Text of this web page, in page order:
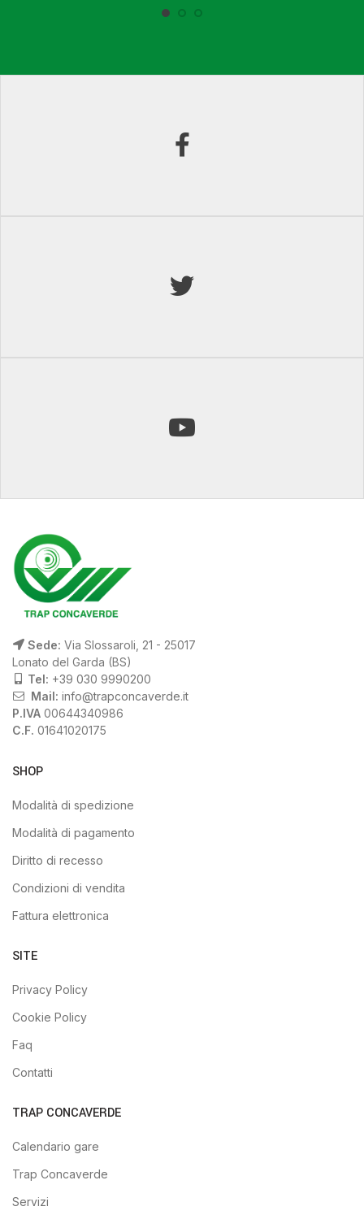
Sede: Via Slossaroli, 21 - 25017
Lonato del Garda (BS)
Tel: +39 030 9990200
Mail: info@trapconcaverde.it
P.IVA 00644340986
C.F. 01641020175
SHOP
Modalità di spedizione
Modalità di pagamento
Diritto di recesso
Condizioni di vendita
Fattura elettronica
SITE
Privacy Policy
Cookie Policy
Faq
Contatti
TRAP CONCAVERDE
Calendario gare
Trap Concaverde
Servizi